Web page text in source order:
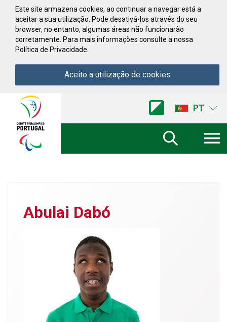
Saltar para conteúdo
Este site armazena cookies, ao continuar a navegar está a
aceitar a sua utilização. Pode desativá-los através do seu
browser, no entanto, algumas áreas não funcionarão
corretamente. Para mais informações consulte a nossa
Política de Privacidade.
Aceito a utilização de cookies
Comite
Paralimpico
Portugal
PT
Abulai Dabó